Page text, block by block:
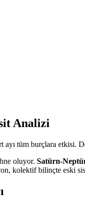
Analizi
tüm burçlara etkisi.
oluyor. Satürn-
kolektif bilinçte eski